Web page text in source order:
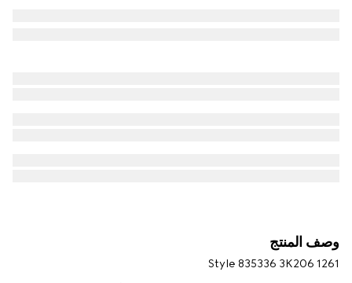
وصف المنتج
Style ‎835336 3K206 1261